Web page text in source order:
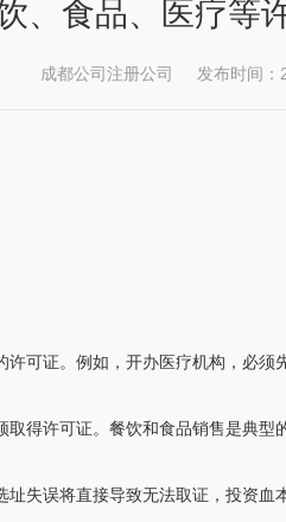
、食品、医疗等
成都公司注册公司 发布时间：
可证。例如，开办医疗机构，必
得许可证。餐饮和食品销售是典型
失误将直接导致无法取证，投资血